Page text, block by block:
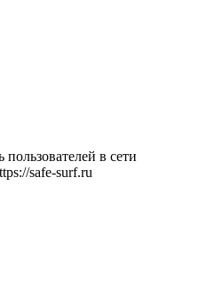
в сети
safe-surf.ru